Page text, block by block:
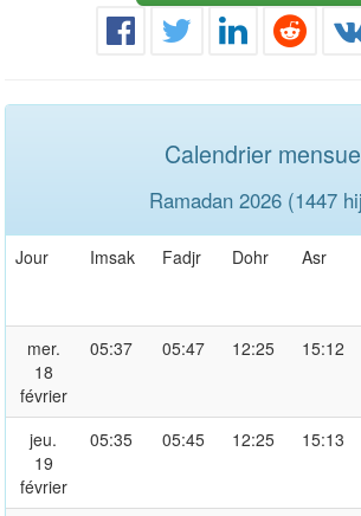
Calendrier
Ramadan 2026 (1447
Jour Imsak Fadjr Dohr Asr
mer.
18
février
05:37 05:47 12:25 15:12
jeu.
19
février
05:35 05:45 12:25 15:13